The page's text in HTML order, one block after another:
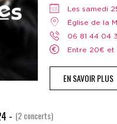
Les samedi
Église de la
06 81 44 04
Entre 20€
EN SAVOIR PLUS
- (2 concerts)